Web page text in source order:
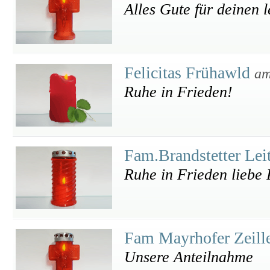
Alles Gute für deinen
Felicitas Frühawld
Ruhe in Frieden!
Fam.Brandstetter
Ruhe in Frieden liebe
Fam Mayrhofer
Unsere Anteilnahme